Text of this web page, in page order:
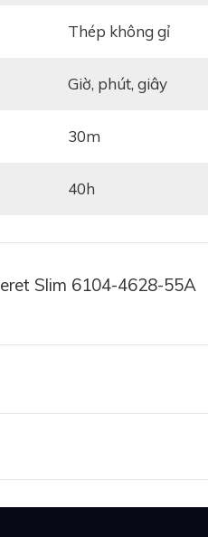
ngay từ ánh nhìn đầu
tác từ thép không gỉ -
Quantième Complet
thép không gỉ
giờ, phút, giây
30m
40h
Slim 6104-4628-55A